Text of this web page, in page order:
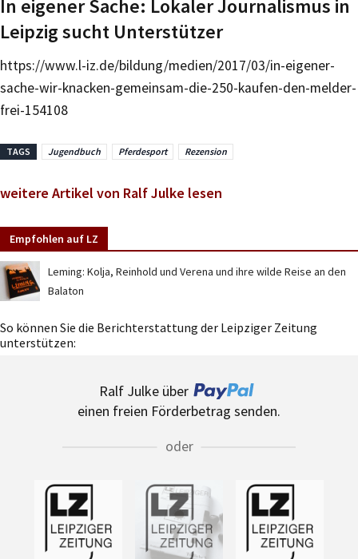
In eigener Sache: Lokaler Journalismus in
Leipzig sucht Unterstützer
https://www.l-iz.de/bildung/medien/2017/03/in-eigener-
sache-wir-knacken-gemeinsam-die-250-kaufen-den-melder-
frei-154108
TAGS Jugendbuch Pferdesport Rezension
weitere Artikel von Ralf Julke lesen
Empfohlen auf LZ
Leming: Kolja, Reinhold und Verena und ihre wilde Reise an den
Balaton
So können Sie die Berichterstattung der Leipziger Zeitung
unterstützen:
Ralf Julke über
einen freien Förderbetrag senden.
oder